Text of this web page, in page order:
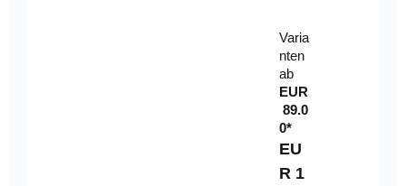
el
mi
t
Fe
rn
be
di
en
u
Varia
nten
ab
EUR
89.0
0*
EU
R 1